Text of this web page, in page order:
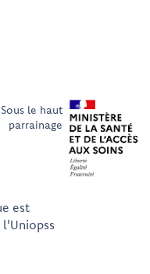
Sous le haut
parrainage
est